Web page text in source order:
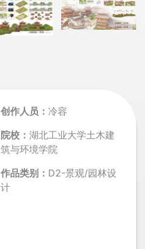
创作人员： 冷容
院校：湖北工业大学土木建
筑与环境学院
作品类别： D2-景观/园林设
计